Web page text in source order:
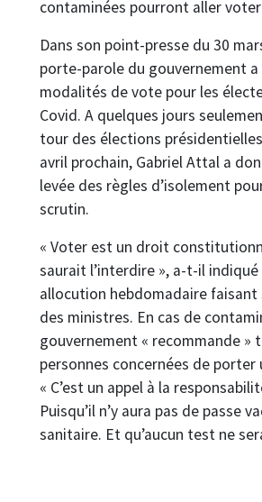
contaminées pourront aller voter
Dans son point-presse du 30
porte-parole du gouvernement a
modalités de vote pour les
Covid. A quelques jours
tour des élections
avril prochain, Gabriel Attal a
levée des règles d’isolement
scrutin.
« Voter est un droit
saurait l’interdire », a-t-il indiqué
allocution hebdomadaire faisant
des ministres. En cas de
gouvernement « recommande »
personnes concernées de porter
« C’est un appel à la
Puisqu’il n’y aura pas de passe
sanitaire. Et qu’aucun test ne